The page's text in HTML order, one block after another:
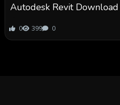
Autodesk Revit
0 399 0